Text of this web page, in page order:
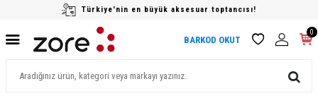
Türkiye'nin en büyük aksesuar toptancısı!
BARKOD OKUT
0